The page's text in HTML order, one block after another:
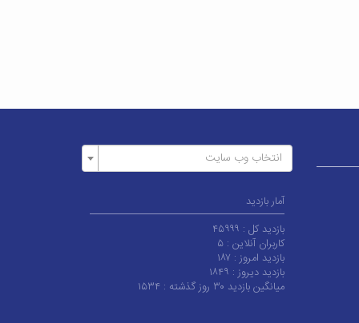
انتخاب وب سایت
آمار بازدید
بازدید کل : ۴۵۹۹۹
کاربران آنلاین :۵
بازدید امروز : ۱۸۷
بازدید دیروز : ۱۸۴۹
میانگین بازدید ۳۰ روز گذشته :
۱۵۳۴